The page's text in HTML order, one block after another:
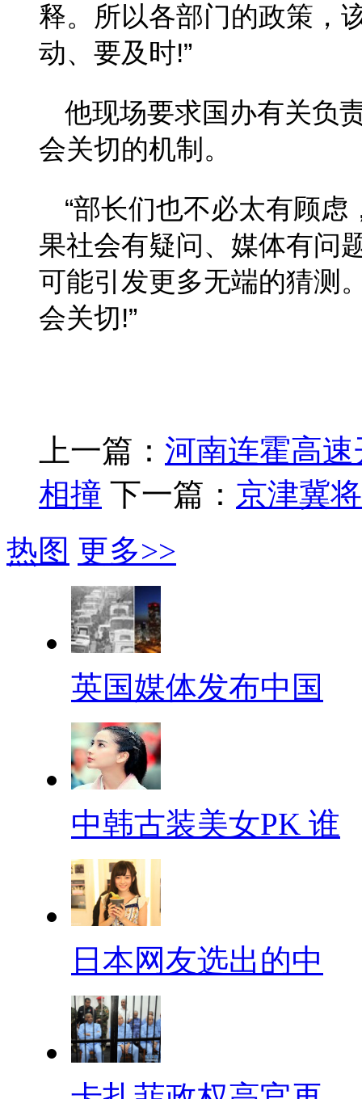
释。所以各部门的政策，
动、要及时!”
他现场要求国办有关负
会关切的机制。
“部长们也不必太有顾虑
果社会有疑问、媒体有问
可能引发更多无端的猜测
会关切!”
上一篇： 河南连霍高
相撞 下一篇： 京津冀
热图 更多>>
英国媒体发布中国
中韩古装美女PK 谁
日本网友选出的中